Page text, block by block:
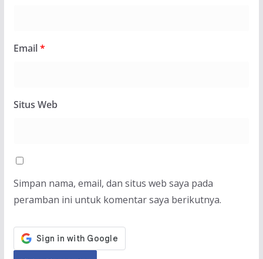
Email*
Situs Web
Simpan nama, email, dan situs web saya pada
peramban ini untuk komentar saya berikutnya.